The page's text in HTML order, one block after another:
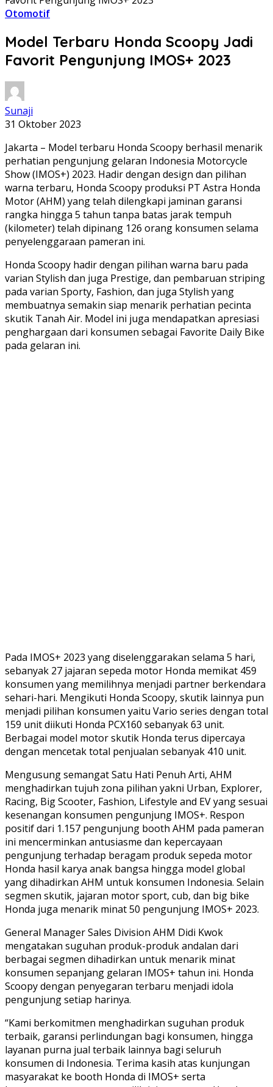
Otomotif
Model Terbaru Honda Scoopy Jadi
Favorit Pengunjung IMOS+ 2023
Sunaji
31 Oktober 2023
Jakarta – Model terbaru Honda Scoopy berhasil menarik
perhatian pengunjung gelaran Indonesia Motorcycle
Show (IMOS+) 2023. Hadir dengan design dan pilihan
warna terbaru, Honda Scoopy produksi PT Astra Honda
Motor (AHM) yang telah dilengkapi jaminan garansi
rangka hingga 5 tahun tanpa batas jarak tempuh
(kilometer) telah dipinang 126 orang konsumen selama
penyelenggaraan pameran ini.
Honda Scoopy hadir dengan pilihan warna baru pada
varian Stylish dan juga Prestige, dan pembaruan striping
pada varian Sporty, Fashion, dan juga Stylish yang
membuatnya semakin siap menarik perhatian pecinta
skutik Tanah Air. Model ini juga mendapatkan apresiasi
penghargaan dari konsumen sebagai Favorite Daily Bike
pada gelaran ini.
Pada IMOS+ 2023 yang diselenggarakan selama 5 hari,
sebanyak 27 jajaran sepeda motor Honda memikat 459
konsumen yang memilihnya menjadi partner berkendara
sehari-hari. Mengikuti Honda Scoopy, skutik lainnya pun
menjadi pilihan konsumen yaitu Vario series dengan total
159 unit diikuti Honda PCX160 sebanyak 63 unit.
Berbagai model motor skutik Honda terus dipercaya
dengan mencetak total penjualan sebanyak 410 unit.
Mengusung semangat Satu Hati Penuh Arti, AHM
menghadirkan tujuh zona pilihan yakni Urban, Explorer,
Racing, Big Scooter, Fashion, Lifestyle and EV yang sesuai
kesenangan konsumen pengunjung IMOS+. Respon
positif dari 1.157 pengunjung booth AHM pada pameran
ini mencerminkan antusiasme dan kepercayaan
pengunjung terhadap beragam produk sepeda motor
Honda hasil karya anak bangsa hingga model global
yang dihadirkan AHM untuk konsumen Indonesia. Selain
segmen skutik, jajaran motor sport, cub, dan big bike
Honda juga menarik minat 50 pengunjung IMOS+ 2023.
General Manager Sales Division AHM Didi Kwok
mengatakan suguhan produk-produk andalan dari
berbagai segmen dihadirkan untuk menarik minat
konsumen sepanjang gelaran IMOS+ tahun ini. Honda
Scoopy dengan penyegaran terbaru menjadi idola
pengunjung setiap harinya.
“Kami berkomitmen menghadirkan suguhan produk
terbaik, garansi perlindungan bagi konsumen, hingga
layanan purna jual terbaik lainnya bagi seluruh
konsumen di Indonesia. Terima kasih atas kunjungan
masyarakat ke booth Honda di IMOS+ serta